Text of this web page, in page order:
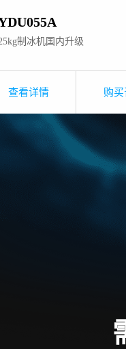
制冰机国内升级
查看详情 购